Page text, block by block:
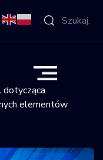
dotycząca
elementów